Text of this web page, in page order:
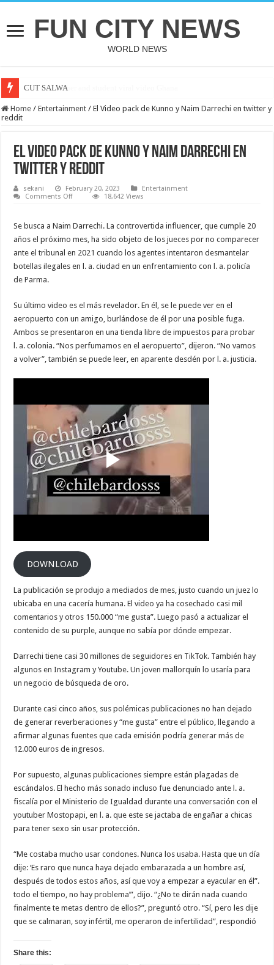
FUN CITY NEWS
WORLD NEWS
CUT SALWA
Home / Entertainment / El Video pack de Kunno y Naim Darrechi en twitter y
reddit
El Video pack de Kunno y Naim Darrechi en
twitter y reddit
sekani February 20, 2023
Entertainment
Comments Offon
de
Kunno
y
Naim
en
18,642 Views
Se busca a Naim Darrechi. La controvertida influencer, que cumple 20
años el próximo mes, ha sido objeto de los jueces por no comparecer
ante el tribunal en 2021 cuando los agentes intentaron desmantelar
botellas ilegales en l. a. ciudad en un enfrentamiento con l. a. policía
de Parma.
Su último video es el más revelador. En él, se le puede ver en el
aeropuerto con un amigo, burlándose de él por una posible fuga.
Ambos se presentaron en una tienda libre de impuestos para probar
l. a. colonia. “Nos perfumamos en el aeropuerto”, dijeron. “No vamos
a volver”, también se puede leer, en aparente desdén por l. a. justicia.
DOWNLOAD
La publicación se produjo a mediados de mes, justo cuando un juez lo
ubicaba en una cacería humana. El video ya ha cosechado casi mil
comentarios y otros 150.000 “me gusta”. Luego pasó a actualizar el
contenido de su purple, aunque no sabía por dónde empezar.
Darrechi tiene casi 30 millones de seguidores en TikTok. También hay
algunos en Instagram y Youtube. Un joven mallorquín lo usaría para
un negocio de búsqueda de oro.
Durante casi cinco años, sus polémicas publicaciones no han dejado
de generar reverberaciones y “me gusta” entre el público, llegando a
afirmar algunas fuentes que cada emisión podría generar más de
12.000 euros de ingresos.
Por supuesto, algunas publicaciones siempre están plagadas de
escándalos. El hecho más sonado incluso fue denunciado ante l. a.
fiscalía por el Ministerio de Igualdad durante una conversación con el
youtuber Mostopapi, en l. a. que este se jactaba de engañar a chicas
para tener sexo sin usar protección.
“Me costaba mucho usar condones. Nunca los usaba. Hasta que un día
dije: ‘Es raro que nunca haya dejado embarazada a un hombre así,
después de todos estos años, así que voy a empezar a eyacular en él”.
todo el tiempo, no hay problema’”, dijo. “¿No te dirán nada cuando
finalmente te metas dentro de ellos?”, preguntó otro. “Sí, pero les dije
que se calmaran, soy infértil, me operaron de infertilidad”, respondió
Share this: